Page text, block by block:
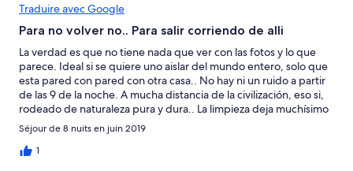
Traduire avec Google
Para no volver no.. Para salir corriendo de alli
La verdad es que no tiene nada que ver con las fotos y lo que
parece. Ideal si se quiere uno aislar del mundo entero, solo que
esta pared con pared con otra casa.. No hay ni un ruido a partir
de las 9 de la noche. A mucha distancia de la civilización, eso si,
rodeado de naturaleza pura y dura.. La limpieza deja muchísimo
que desear. Al entrar el olor era penetrante, los mantelillos de
plástico individuales estaban llenos de manchas de comida
anterior, te pegabas en todo, y digo todo, lo que tocabas,
Séjour de 8 nuits en juin 2019
1